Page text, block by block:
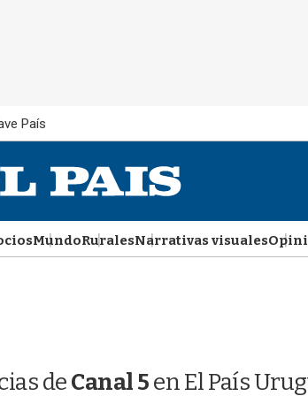
País
MundoRuralesNarrativas visuales
deCanal 5en El País